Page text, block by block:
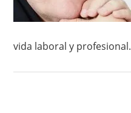
vida laboral y profesional.